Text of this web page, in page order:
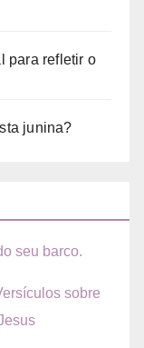
para refletir o
junina?
seu barco.
sobre